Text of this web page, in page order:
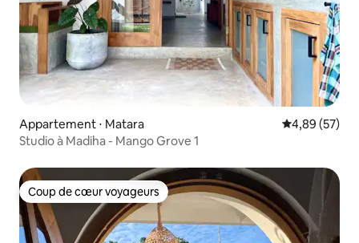
Appartement ⋅ Matara Évaluation
4,89 (57)
Studio à Madiha - Mango Grove 1
Coup de cœur voyageurs
Coup de cœur voyageurs